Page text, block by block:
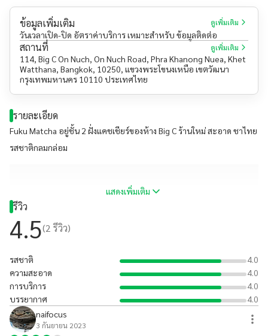
ข้อมูลเพิ่มเติม ดูเพิ่มเติม
วันเวลาเปิด-ปิด อัตราค่าบริการ เหมาะสำหรับ ข้อมูลติดต่อ
สถานที่ ดูเพิ่มเติม
114, Big C On Nuch, On Nuch Road, Phra Khanong Nuea, Khet
Watthana, Bangkok, 10250, แขวงพระโขนงเหนือ เขตวัฒนา
กรุงเทพมหานคร 10110 ประเทศไทย
รายละเอียด
Fuku Matcha อยู่ชั้น 2 ฝั่งแคชเชียร์ของห้าง Big C ร้านใหม่ สะอาด ชาไทย
รสชาติกลมกล่อม
แสดงเพิ่มเติม
รีวิว
4.5(2 รีวิว)
รสชาติ
4.0
ความสะอาด
4.0
การบริการ
4.0
บรรยากาศ
4.0
naifocus
3 กันยายน 2023